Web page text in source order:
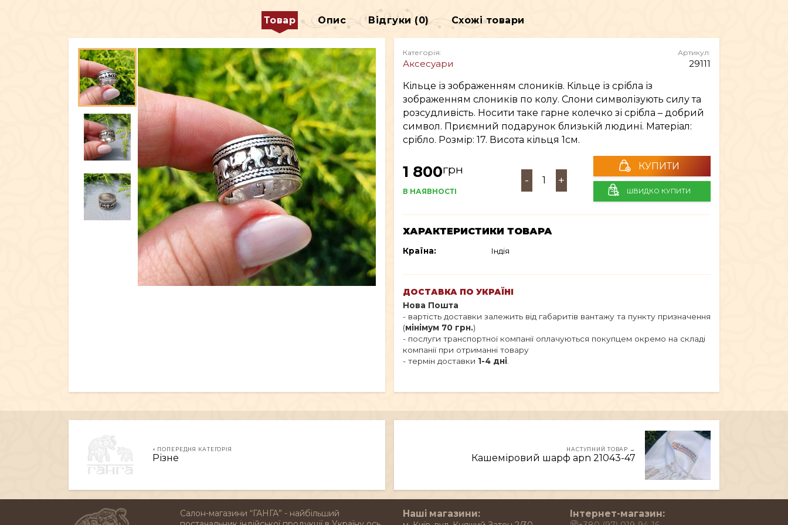
ДЕКОР
ЕКСКЛЮЗИВ ВСЕ ДЛЯ КУРІННЯ
Товар Опис Відгуки (0) Схожі товари
Категорія:
Аксесуари
Артикул:
29111
Кільце із зображенням слоників. Кільце із срібла із
зображенням слоників по колу. Слони символізують силу та
розсудливість. Носити таке гарне колечко зі срібла – добрий
символ. Приємний подарунок близькій людині. Матеріал:
срібло. Розмір: 17. Висота кільця 1см.
1 800грн
В НАЯВНОСТІ
- +
КУПИТИ
ШВИДКО КУПИТИ
ХАРАКТЕРИСТИКИ ТОВАРА
Країна: Індія
ДОСТАВКА ПО УКРАЇНІ
Нова Пошта
- вартість доставки залежить від габаритів вантажу та пункту призначення
(мінімум 70 грн.)
- послуги транспортної компанії оплачуються покупцем окремо на складі
компанії при отриманні товару
- термін доставки 1-4 дні
↑ ПОПЕРЕДНЯ КАТЕГОРІЯ
Різне
НАСТУПНИЙ ТОВАР →
Кашеміровий шарф арn 21043-47
Салон-магазини “ГАНГА” - найбільший
Наші магазини: Інтернет-магазин: